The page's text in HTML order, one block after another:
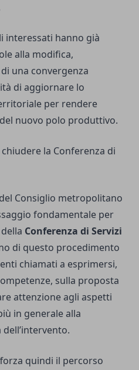
interessati hanno già
alla modifica,
una convergenza
di aggiornare lo
per rendere
nuovo polo produttivo.
la Conferenza di
Consiglio metropolitano
fondamentale per
Conferenza di Servizi
di questo procedimento
chiamati a esprimersi,
sulla proposta
attenzione agli aspetti
in generale alla
quindi il percorso